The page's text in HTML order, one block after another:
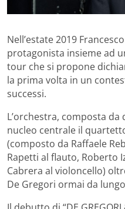
Nell’estate 2019
protagonista insieme ad
tour che si propone
la prima volta in un
successi.
L’orchestra, composta
nucleo centrale il
(composto da Raffaele
Rapetti al flauto, Roberto
Cabrera al violoncello)
De Gregori ormai da